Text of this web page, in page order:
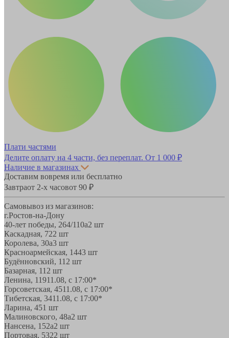
Плати частями
Делите оплату на 4 части, без переплат. От 1 000 ₽
Наличие в магазинах
Доставим вовремя или бесплатно
Завтраот 2-х часовот 90 ₽
Самовывоз из магазинов:
г.Ростов-на-Дону
40-лет победы, 264/110а2 шт
Каскадная, 722 шт
Королева, 30а3 шт
Красноармейская, 1443 шт
Будённовский, 11 2 шт
Базарная, 11 2 шт
Ленина, 11911.08, с 17:00*
Горсоветская, 4511.08, с 17:00*
Тибетская, 3411.08, с 17:00*
Ларина, 451 шт
Малиновского, 48а2 шт
Нансена, 152а2 шт
Портовая, 5322 шт